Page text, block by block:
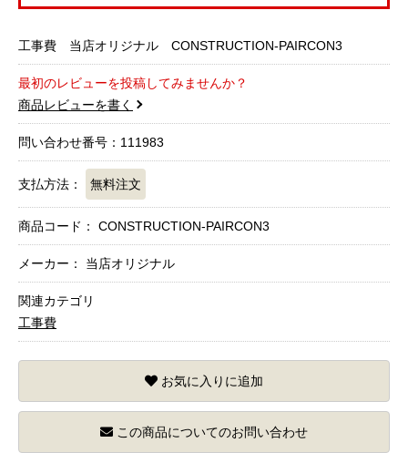
工事費 当店オリジナル CONSTRUCTION-PAIRCON3
最初のレビューを投稿してみませんか？
商品レビューを書く
問い合わせ番号：111983
支払方法： 無料注文
商品コード： CONSTRUCTION-PAIRCON3
メーカー： 当店オリジナル
関連カテゴリ
工事費
お気に入りに追加
この商品についてのお問い合わせ